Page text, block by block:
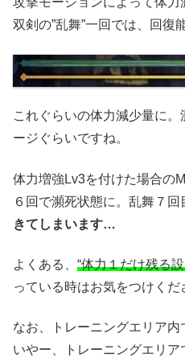
双剣の”乱舞”一回では、回復
これぐらいの体力減少量に
ージぐらいですね。
体力増強Lv3を付けた場合の
６回で瀕死状態に。乱舞７回
きてしまいます…
よくある、 “体力１だけ残る
っている時はお気をつけくだ
なお、トレーニングエリア内
いやー、トレーニングエリ